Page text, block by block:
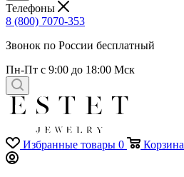
Телефоны
8 (800) 7070-353
Звонок по России бесплатный
Пн-Пт с 9:00 до 18:00 Мск
Избранные товары 0 Корзина